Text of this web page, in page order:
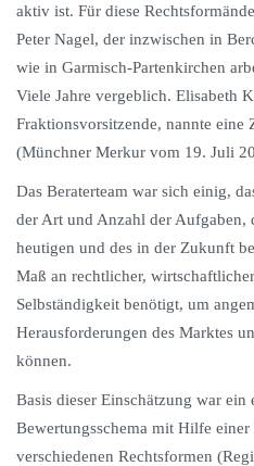
aktiv ist. Für diese
Peter Nagel, der inzwischen in
wie in Garmisch-Partenkirchen
Viele Jahre vergeblich. Elisabeth
Fraktionsvorsitzende, nannte eine
(Münchner Merkur vom 19. Juli
Das Beraterteam war sich einig,
der Art und Anzahl der Aufgaben,
heutigen und des in der Zukunft
Maß an rechtlicher,
Selbständigkeit benötigt, um
Herausforderungen des Marktes
können.
Basis dieser Einschätzung war ein
Bewertungsschema mit Hilfe
verschiedenen Rechtsformen